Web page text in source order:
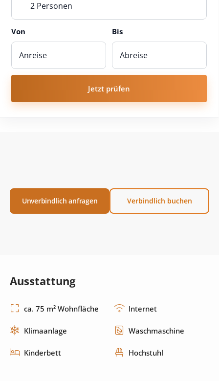
2 Personen
Von Bis
Jetzt prüfen
Unverbindlich anfragen Verbindlich buchen
Ausstattung
ca. 75 m² Wohnfläche Internet
Klimaanlage Waschmaschine
Kinderbett Hochstuhl